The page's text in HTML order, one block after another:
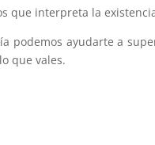
que interpreta la
podemos ayudarte a
que vales.